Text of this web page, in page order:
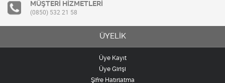
MÜŞTERİ HİZMETLERİ
(0850) 532 21 58
ÜYELİK
Üye Kayıt
Üye Girişi
Şifre Hatırlatma